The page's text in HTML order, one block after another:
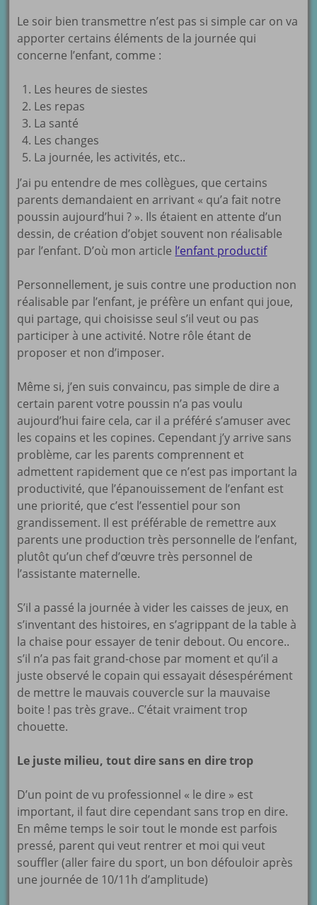
Le soir bien transmettre n’est pas si simple car on va
apporter certains éléments de la journée qui
concerne l’enfant, comme :
Les heures de siestes
Les repas
La santé
Les changes
La journée, les activités, etc..
J’ai pu entendre de mes collègues, que certains
parents demandaient en arrivant « qu’a fait notre
poussin aujourd’hui ? ». Ils étaient en attente d’un
dessin, de création d’objet souvent non réalisable
par l’enfant. D’où mon article l’enfant productif
Personnellement, je suis contre une production non
réalisable par l’enfant, je préfère un enfant qui joue,
qui partage, qui choisisse seul s’il veut ou pas
participer à une activité. Notre rôle étant de
proposer et non d’imposer.
Même si, j’en suis convaincu, pas simple de dire a
certain parent votre poussin n’a pas voulu
aujourd’hui faire cela, car il a préféré s’amuser avec
les copains et les copines. Cependant j’y arrive sans
problème, car les parents comprennent et
admettent rapidement que ce n’est pas important la
productivité, que l’épanouissement de l’enfant est
une priorité, que c’est l’essentiel pour son
grandissement. Il est préférable de remettre aux
parents une production très personnelle de l’enfant,
plutôt qu’un chef d’œuvre très personnel de
l’assistante maternelle.
S’il a passé la journée à vider les caisses de jeux, en
s’inventant des histoires, en s’agrippant de la table à
la chaise pour essayer de tenir debout. Ou encore..
s’il n’a pas fait grand-chose par moment et qu’il a
juste observé le copain qui essayait désespérément
de mettre le mauvais couvercle sur la mauvaise
boite ! pas très grave.. C’était vraiment trop
chouette.
Le juste milieu, tout dire sans en dire trop
D’un point de vu professionnel « le dire » est
important, il faut dire cependant sans trop en dire.
En même temps le soir tout le monde est parfois
pressé, parent qui veut rentrer et moi qui veut
souffler (aller faire du sport, un bon défouloir après
une journée de 10/11h d’amplitude)